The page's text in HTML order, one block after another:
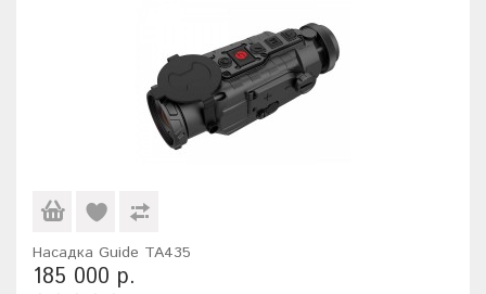
Насадка Guide TA435
185 000 р.